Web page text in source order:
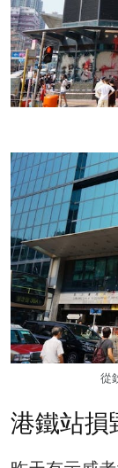
從
港鐵站損